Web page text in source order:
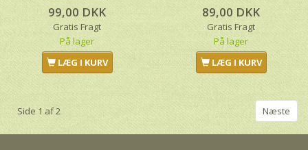
99,00 DKK
Gratis Fragt
På lager
LÆG I KURV
89,00 DKK
Gratis Fragt
På lager
LÆG I KURV
Side 1 af 2 Næste